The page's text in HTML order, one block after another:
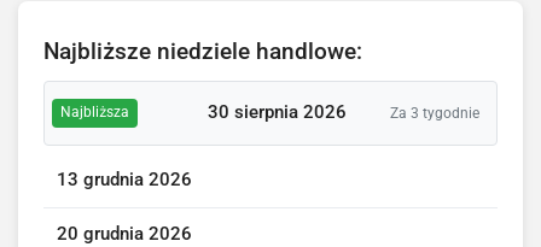
Najbliższe niedziele handlowe:
Najbliższa 30 sierpnia 2026 Za 3 tygodnie
13 grudnia 2026
20 grudnia 2026